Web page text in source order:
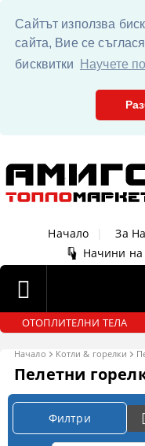
Сайтът използва
сайта, Вие се
бисквитки
Научете
Начало За
Начини
ОТОПЛИТЕЛНИ ТЕЛА
Начало Котли & горелки
Пелетни
Филтри